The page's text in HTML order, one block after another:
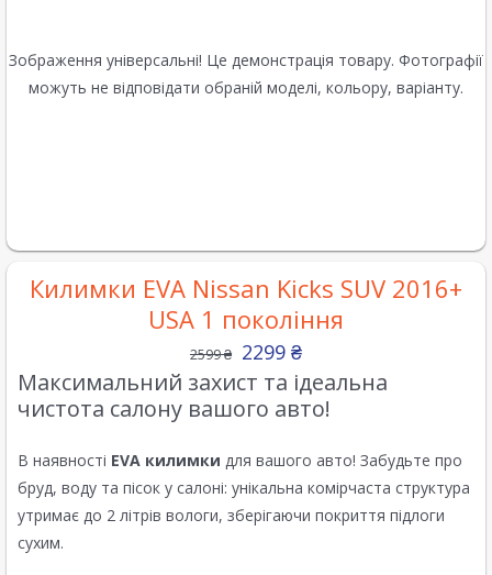
Зображення універсальні! Це демонстрація товару. Фотографії
можуть не відповідати обраній моделі, кольору, варіанту.
Килимки EVA Nissan Kicks SUV 2016+
USA 1 покоління
2599₴ 2299 ₴
Максимальний захист та ідеальна
чистота салону вашого авто!
В наявності EVA килимки для вашого авто! Забудьте про
бруд, воду та пісок у салоні: унікальна комірчаста структура
утримає до 2 літрів вологи, зберігаючи покриття підлоги
сухим.